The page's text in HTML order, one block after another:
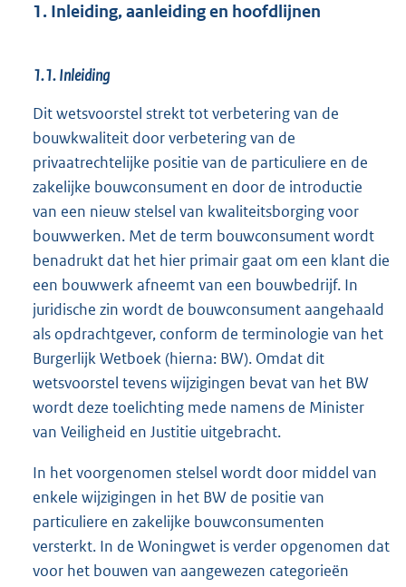
1. Inleiding, aanleiding en hoofdlijnen
1.1. Inleiding
Dit wetsvoorstel strekt tot verbetering van de
bouwkwaliteit door verbetering van de
privaatrechtelijke positie van de particuliere en de
zakelijke bouwconsument en door de introductie
van een nieuw stelsel van kwaliteitsborging voor
bouwwerken. Met de term bouwconsument wordt
benadrukt dat het hier primair gaat om een klant die
een bouwwerk afneemt van een bouwbedrijf. In
juridische zin wordt de bouwconsument aangehaald
als opdrachtgever, conform de terminologie van het
Burgerlijk Wetboek (hierna: BW). Omdat dit
wetsvoorstel tevens wijzigingen bevat van het BW
wordt deze toelichting mede namens de Minister
van Veiligheid en Justitie uitgebracht.
In het voorgenomen stelsel wordt door middel van
enkele wijzigingen in het BW de positie van
particuliere en zakelijke bouwconsumenten
versterkt. In de Woningwet is verder opgenomen dat
voor het bouwen van aangewezen categorieën